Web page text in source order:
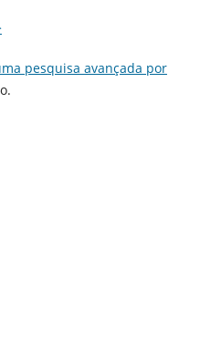
pesquisa avançada por